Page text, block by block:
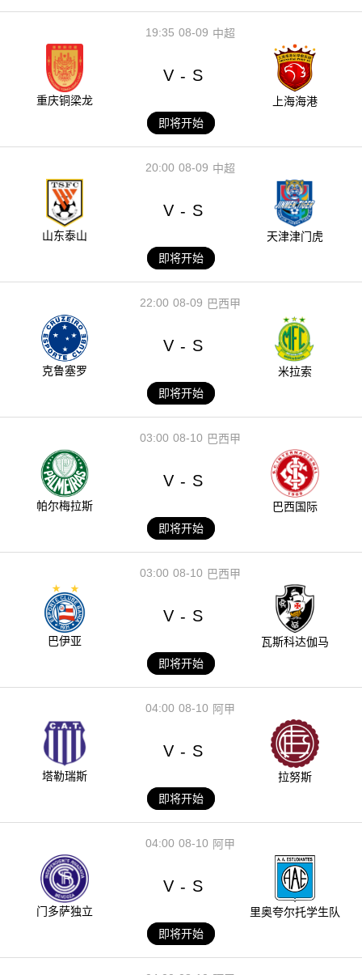
08-09
19:35 中超
重庆铜梁龙
V - S
上海海港
即将开始
08-09
20:00 中超
山东泰山
V - S
天津津门虎
即将开始
08-09
22:00 巴西甲
克鲁塞罗
V - S
米拉索
即将开始
08-10
03:00 巴西甲
帕尔梅拉斯
V - S
巴西国际
即将开始
08-10
03:00 巴西甲
巴伊亚
V - S
瓦斯科达伽马
即将开始
08-10
04:00 阿甲
塔勒瑞斯
V - S
拉努斯
即将开始
08-10
04:00 阿甲
门多萨独立
V - S
里奥夸尔托学生队
即将开始